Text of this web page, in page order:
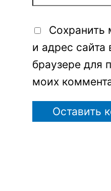
Сохранить
и адрес сайта
браузере для
моих